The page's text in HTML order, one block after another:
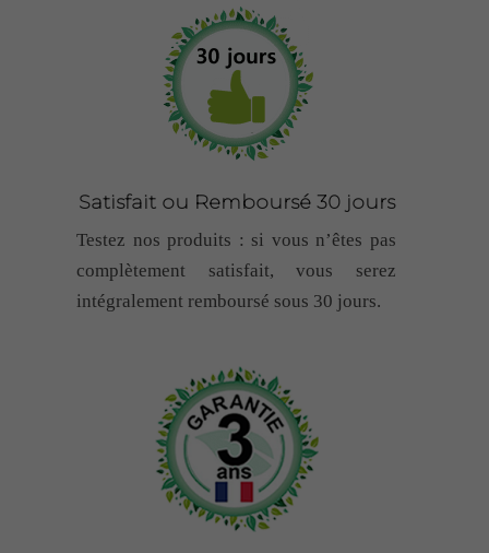
Satisfait ou Remboursé 30 jours
Testez nos produits : si vous n’êtes pas
complètement satisfait, vous serez
intégralement remboursé sous 30 jours.